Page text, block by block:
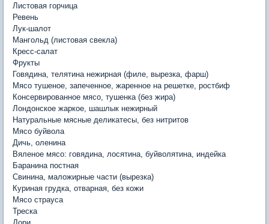
Листовая горчица
Ревень
Лук-шалот
Мангольд (листовая свекла)
Кресс-салат
Фрукты
Говядина, телятина нежирная (филе, вырезка, фарш)
Мясо тушеное, запеченное, жаренное на решетке, ростбиф
Консервированное мясо, тушенка (без жира)
Лондонское жаркое, шашлык нежирный
Натуральные мясные деликатесы, без нитритов
Мясо буйвола
Дичь, оленина
Вяленое мясо: говядина, лосятина, буйволятина, индейка
Баранина постная
Свинина, маложирные части (вырезка)
Куриная грудка, отварная, без кожи
Мясо страуса
Треска